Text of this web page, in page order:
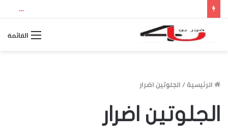
نتيجة الثانوية العامة 2026 بالاسم ورقم الجلوس.. استعلم الآن عن درجاتك والمجموع الكلي
القائمة
الرئيسية/الجلوتين اضرار
الجلوتين اضرار